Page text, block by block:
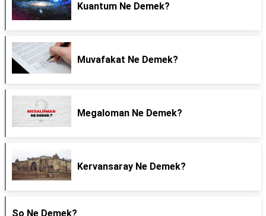
Kuantum Ne Demek?
Muvafakat Ne Demek?
Megaloman Ne Demek?
Kervansaray Ne Demek?
So Ne Demek?